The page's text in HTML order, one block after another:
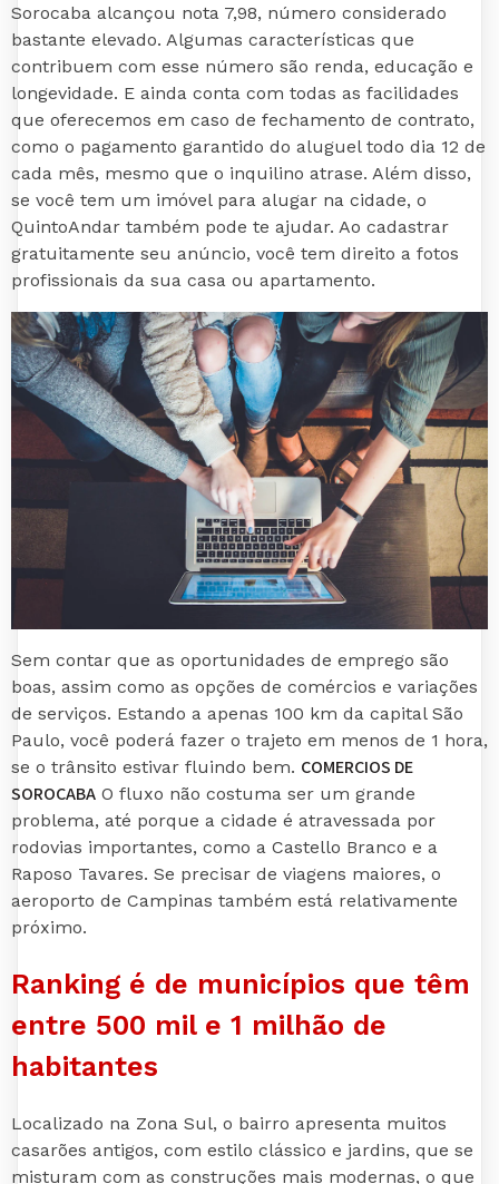
Sorocaba alcançou nota 7,98, número considerado
bastante elevado. Algumas características que
contribuem com esse número são renda, educação e
longevidade. E ainda conta com todas as facilidades
que oferecemos em caso de fechamento de contrato,
como o pagamento garantido do aluguel todo dia 12 de
cada mês, mesmo que o inquilino atrase. Além disso,
se você tem um imóvel para alugar na cidade, o
QuintoAndar também pode te ajudar. Ao cadastrar
gratuitamente seu anúncio, você tem direito a fotos
profissionais da sua casa ou apartamento.
Sem contar que as oportunidades de emprego são
boas, assim como as opções de comércios e variações
de serviços. Estando a apenas 100 km da capital São
Paulo, você poderá fazer o trajeto em menos de 1 hora,
se o trânsito estivar fluindo bem. COMERCIOS DE
SOROCABA O fluxo não costuma ser um grande
problema, até porque a cidade é atravessada por
rodovias importantes, como a Castello Branco e a
Raposo Tavares. Se precisar de viagens maiores, o
aeroporto de Campinas também está relativamente
próximo.
Ranking é de municípios que têm
entre 500 mil e 1 milhão de
habitantes
Localizado na Zona Sul, o bairro apresenta muitos
casarões antigos, com estilo clássico e jardins, que se
misturam com as construções mais modernas, o que